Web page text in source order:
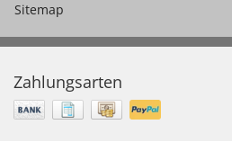
Sitemap
Zahlungsarten